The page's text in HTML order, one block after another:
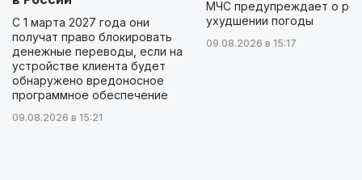
С 1 марта 2027 года они
получат право блокировать
денежные переводы, если на
устройстве клиента будет
обнаружено вредоносное
программное обеспечение
09.08.2026 в 15:21
МЧС предупреждает о
ухудшении погоды
09.08.2026 в 15:17